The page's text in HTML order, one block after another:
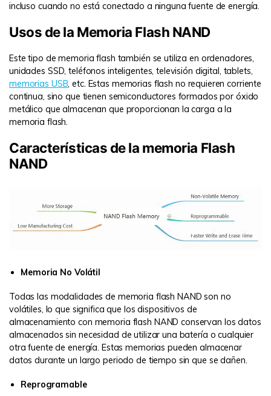
incluso cuando no está conectado a ninguna fuente de energía.
Usos de la Memoria Flash NAND
Este tipo de memoria flash también se utiliza en ordenadores,
unidades SSD, teléfonos inteligentes, televisión digital, tablets,
memorias USB, etc. Estas memorias flash no requieren corriente
continua, sino que tienen semiconductores formados por óxido
metálico que almacenan que proporcionan la carga a la
memoria flash.
Características de la memoria Flash
NAND
Memoria No Volátil
Todas las modalidades de memoria flash NAND son no
volátiles, lo que significa que los dispositivos de
almacenamiento con memoria flash NAND conservan los datos
almacenados sin necesidad de utilizar una batería o cualquier
otra fuente de energía. Estas memorias pueden almacenar
datos durante un largo periodo de tiempo sin que se dañen.
Reprogramable